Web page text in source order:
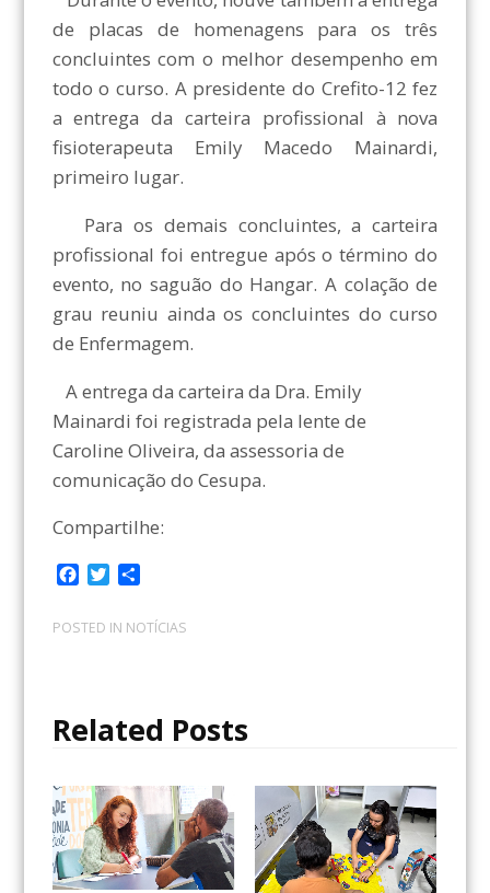
de placas de homenagens para os três
concluintes com o melhor desempenho em
todo o curso. A presidente do Crefito-12 fez
a entrega da carteira profissional à nova
fisioterapeuta Emily Macedo Mainardi,
primeiro lugar.
Para os demais concluintes, a carteira
profissional foi entregue após o término do
evento, no saguão do Hangar. A colação de
grau reuniu ainda os concluintes do curso
de Enfermagem.
A entrega da carteira da Dra. Emily
Mainardi foi registrada pela lente de
Caroline Oliveira, da assessoria de
comunicação do Cesupa.
Compartilhe:
c
e
k
i
t
m
p
i
a
r
POSTED IN NOTÍCIAS
Related Posts